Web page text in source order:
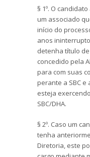
§ 1º. O
um associado
início do
anos
detenha título
concedido pela
para com suas
perante a SBC e
esteja
SBC/DHA.
§ 2º. Caso um
tenha
Diretoria, este